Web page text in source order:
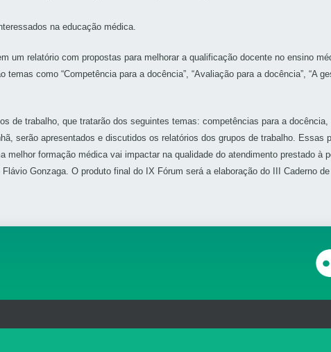
na educação médica.
um relatório com propostas para melhorar a qualificação docente no ensino
como “Competência para a docência”, “Avaliação para a docência”, “A
de trabalho, que tratarão dos seguintes temas: competências para a
serão apresentados e discutidos os relatórios dos grupos de trabalho. Essas
formação médica vai impactar na qualidade do atendimento prestado à
Gonzaga. O produto final do IX Fórum será a elaboração do III Caderno